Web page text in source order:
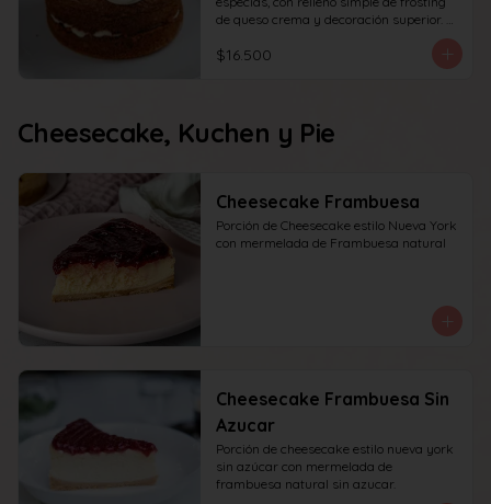
de queso crema y decoración superior.
$16.500
Cheesecake, Kuchen y Pie
Cheesecake Frambuesa
Porción de Cheesecake estilo Nueva York
con mermelada de Frambuesa natural
Cheesecake Frambuesa Sin
Azucar
Porción de cheesecake estilo nueva york
sin azúcar con mermelada de
frambuesa natural sin azucar.